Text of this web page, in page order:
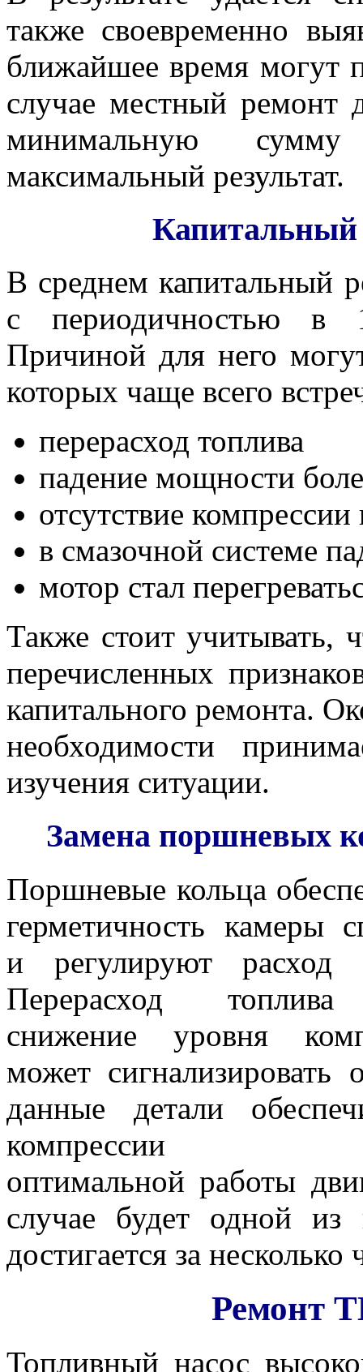
также своевременно
ближайшее время могут
случае местный ремонт
минимальную
максимальный результат.
Капитальный
В среднем капитальный
с периодичностью в
Причиной для него
которых чаще всего
перерасход топлива
падение мощности
отсутствие
в смазочной системе
мотор стал
Также стоит учитывать,
перечисленных
капитального ремонта.
необходимости
изучения ситуации.
Замена поршневых
Поршневые кольца
герметичность камеры
и регулируют расход
Перерасход
снижение уровня
может
данные детали
оптимальной работы
случае будет одной из
достигается за несколько
Ремонт
Топливный насос